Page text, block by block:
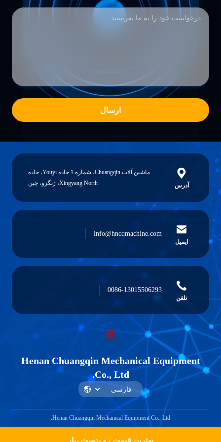
بهترین قیمت رو بدست بیار
ارسال
آدرس
ماشین آلات Chuangqin، شماره 1 جاده Youyi، جاده
Xingyang North، ژنگزو، چین
ایمیل
info@hncqmachine.com
تلفن
0086-13015506293
Henan Chuangqin Mechanical Equipment
Co., Ltd.
Henan Chuangqin Mechanical Equipment Co., Ltd.